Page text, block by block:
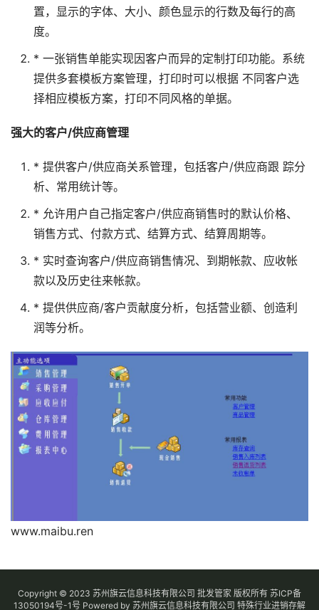
置，显示的字体、大小、颜色显示的行数及每行的高
度。
* 一张销售单能实现因客户而异的定制打印功能。系统
提供多套模板方案管理，打印时可以根据 不同客户选
择相应模板方案，打印不同风格的单据。
强大的客户/供应商管理
* 提供客户/供应商关系管理，包括客户/供应商跟 踪分
析、常用统计等。
* 允许用户自己指定客户/供应商销售时的默认价格、
销售方式、付款方式、结算方式、结算周期等。
* 实时查询客户/供应商销售情况、到期帐款、应收帐
款以及历史往来帐款。
* 提供供应商/客户贡献度分析，包括营业额、创造利
润等分析。
www.maibu.ren
Copyright © 2023 苏州旗云信息科技有限公司 批发管家 版权所有 苏ICP备
13050194号-1号 Powered by 苏州旗云信息科技有限公司 特殊行业进销存解